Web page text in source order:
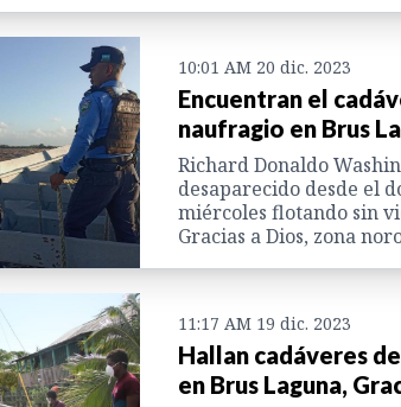
10:01 AM 20 dic. 2023
Encuentran el
naufragio en Brus
Richard Donaldo
desaparecido desde el
miércoles flotando sin
Gracias a Dios, zona
11:17 AM 19 dic. 2023
Hallan cadáveres
en Brus Laguna,